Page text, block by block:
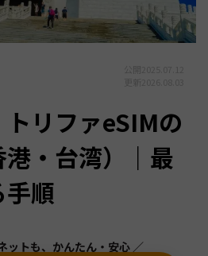
トリファeSIMの
・台湾）｜最
順
ットも、かんたん・安心 ／